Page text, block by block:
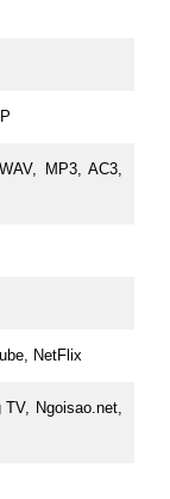
MP3, AC3,
NetFlix
Ngoisao.net,